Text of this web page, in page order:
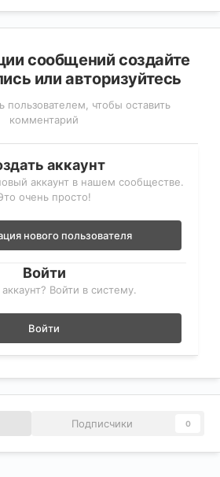
сообщений создайте
или авторизуйтесь
чтобы оставить
комментарий
аккаунт
аккаунт в нашем сообществе.
очень просто!
нового пользователя
Войти
Войти в систему.
Войти
Подписчики 0